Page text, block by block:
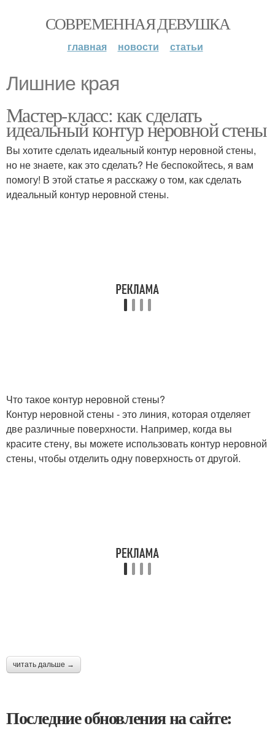
СОВРЕМЕННАЯ ДЕВУШКА
главная новости статьи
Лишние края
Мастер-класс: как сделать
идеальный контур неровной стены
Вы хотите сделать идеальный контур неровной стены,
но не знаете, как это сделать? Не беспокойтесь, я вам
помогу! В этой статье я расскажу о том, как сделать
идеальный контур неровной стены.
Что такое контур неровной стены?
Контур неровной стены - это линия, которая отделяет
две различные поверхности. Например, когда вы
красите стену, вы можете использовать контур неровной
стены, чтобы отделить одну поверхность от другой.
читать дальше →
Последние обновления на сайте: